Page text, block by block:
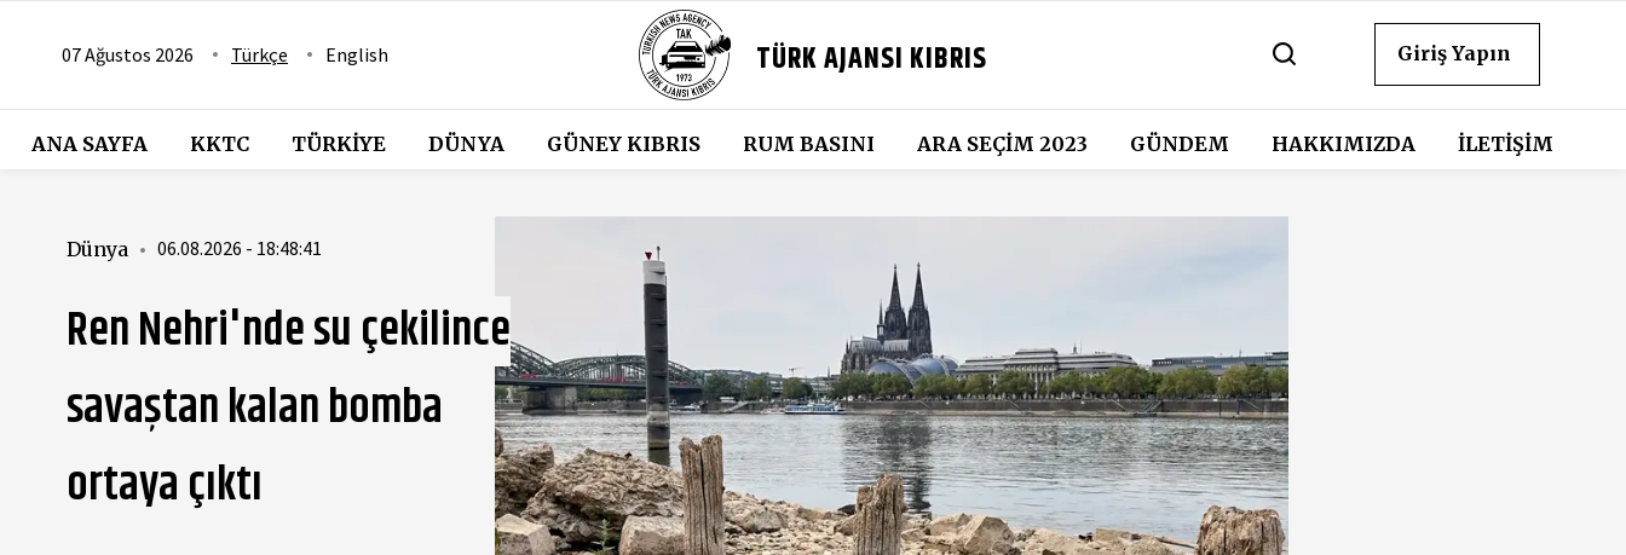
07 Ağustos 2026 Türkçe English TÜRK AJANSI KIBRIS Giriş Yapın
ANA SAYFA KKTC TÜRKIYE DÜNYA GÜNEY KIBRIS RUM BASINI ARA SEÇIM 2023 GÜNDEM HAKKIMIZDA İLETİŞİM
Dünya 06.08.2026 - 18:34:33
Avrupa'da orman yangınları:
"530 bin hektardan fazla
alan kaybedildi"